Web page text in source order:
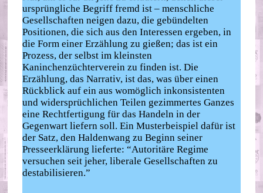
ursprüngliche Begriff fremd ist – menschliche
Gesellschaften neigen dazu, die gebündelten
Positionen, die sich aus den Interessen ergeben, in
die Form einer Erzählung zu gießen; das ist ein
Prozess, der selbst im kleinsten
Kaninchenzüchterverein zu finden ist. Die
Erzählung, das Narrativ, ist das, was über einen
Rückblick auf ein aus womöglich inkonsistenten
und widersprüchlichen Teilen gezimmertes Ganzes
eine Rechtfertigung für das Handeln in der
Gegenwart liefern soll. Ein Musterbeispiel dafür ist
der Satz, den Haldenwang zu Beginn seiner
Presseerklärung lieferte: “Autoritäre Regime
versuchen seit jeher, liberale Gesellschaften zu
destabilisieren.”